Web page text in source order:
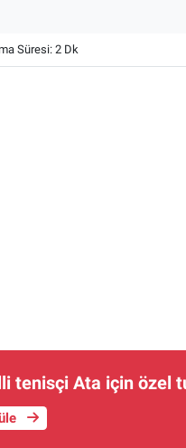
Süresi: 2 Dk
tenisçi Ata için özel